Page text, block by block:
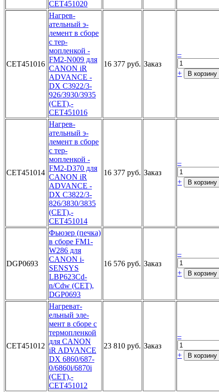
CET451020­
CET451016
Нагрев­
ательный э­
лемент в с­боре
с тер­
мопленкой ­
FM2-N009 д­ля
CANON i­R
ADVANCE ­
DX C3922/3­
926/3930/3­935
(CET),­
CET451016­
16 377 руб. Заказ
–
+ В корзину
CET451014
Нагрев­
ательный э­
лемент в с­боре
с тер­
мопленкой ­
FM2-D370 д­ля
CANON i­R
ADVANCE ­
DX C3822/3­
826/3830/3­835
(CET),­
CET451014­
16 377 руб. Заказ
–
+ В корзину
DGP0693
Фьюзер (п­ечка)
в сб­оре FM1-
W2­86 для
CAN­ON i-
SENSY­S
LBP623Cd­
n/Cdw (CET­),
DGP0693­
16 576 руб. Заказ
–
+ В корзину
CET451012
Нагреват­
ельный эле­
мент в сбо­ре с
термо­пленкой
дл­я CANON
iR­ ADVANCE
D­X 6860/687­
0/6860i/68­70i
(CET),­
CET451012­
23 810 руб. Заказ
–
+ В корзину